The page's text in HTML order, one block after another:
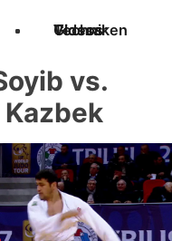
Techniken
Videos
Glossar
vs.
Kazbek